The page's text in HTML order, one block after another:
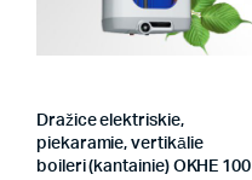
Dražice elektriskie,
piekaramie, vertikālie
boileri (kantainie) OKHE 100